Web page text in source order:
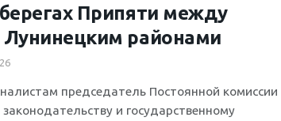
Припяти между
Лунинецким районами
председатель Постоянной комиссии
и государственному